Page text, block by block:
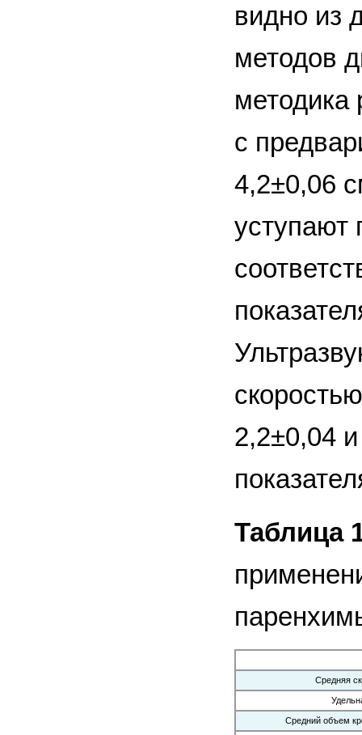
видно из
методов
методика
с
4,2±0,06
уступают
2,2±0,04
Таблица
Средняя
Средний объем